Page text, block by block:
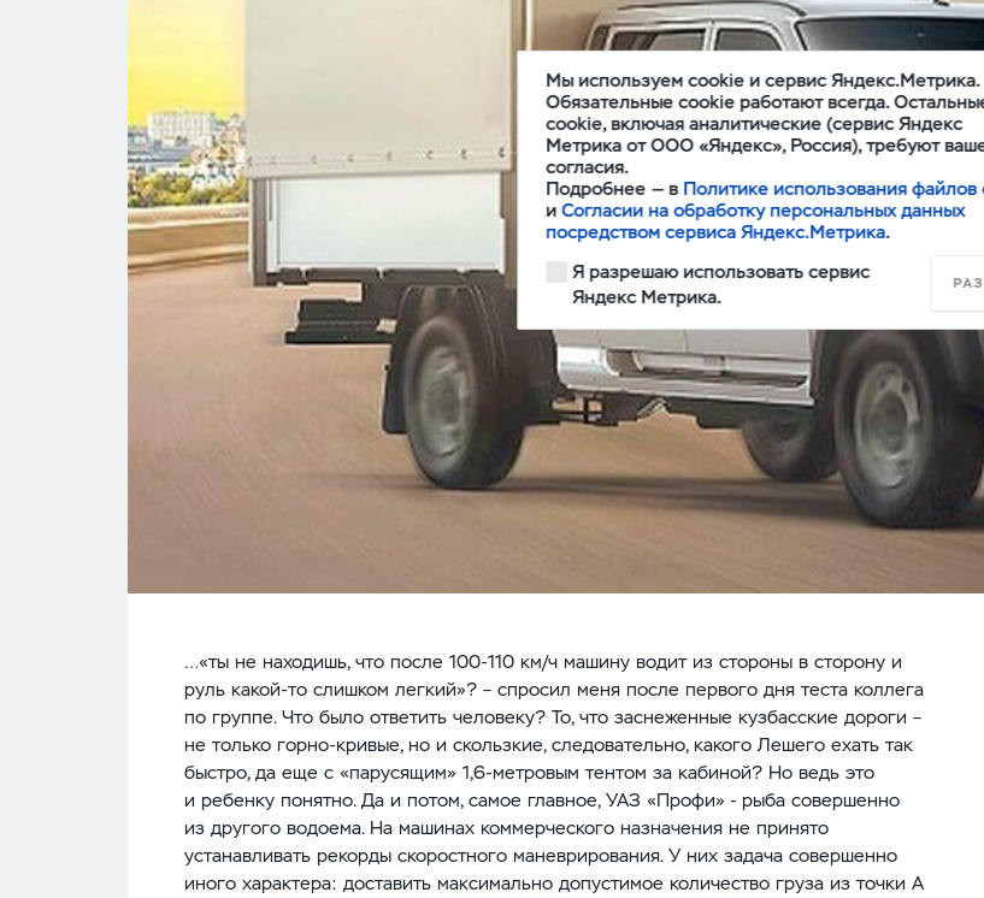
…«ты не находишь, что после 100-110 км/ч машину водит из стороны в сторону и
руль какой-то слишком легкий»? – спросил меня после первого дня теста коллега
по группе. Что было ответить человеку? То, что заснеженные кузбасские дороги –
не только горно-кривые, но и скользкие, следовательно, какого Лешего ехать так
быстро, да еще с «парусящим» 1,6-метровым тентом за кабиной? Но ведь это
и ребенку понятно. Да и потом, самое главное, УАЗ «Профи» - рыба совершенно
из другого водоема. На машинах коммерческого назначения не принято
устанавливать рекорды скоростного маневрирования. У них задача совершенно
иного характера: доставить максимально допустимое количество груза из точки А
Мы используем cookie и сервис Яндекс.Метрика.
Обязательные cookie работают всегда.
cookie, включая аналитические (сервис Яндекс
Метрика от ООО «Яндекс», Россия), требуют
согласия.
Подробнее — в Политике использования файлов
иСогласии на обработку персональных данных
посредством сервиса Яндекс.Метрика.
Я разрешаю использовать сервис
Яндекс Метрика.